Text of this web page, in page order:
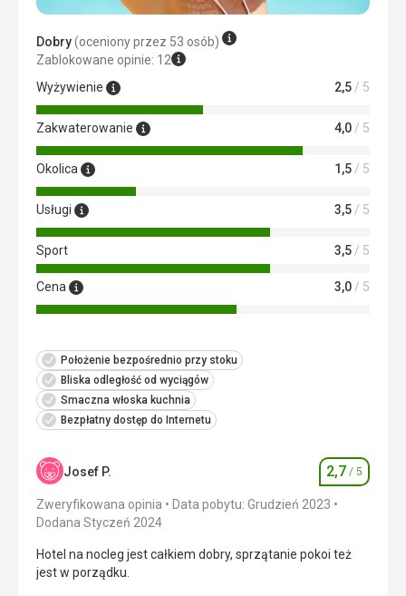
Dobry(oceniony przez 53 osób)
Zablokowane opinie: 12
Wyżywienie
2,5 / 5
Zakwaterowanie 4,0 / 5
Okolica 1,5 / 5
Usługi 3,5 / 5
Sport 3,5 / 5
Cena 3,0 / 5
Położenie bezpośrednio przy stoku
Bliska odległość od wyciągów
Smaczna włoska kuchnia
Bezpłatny dostęp do Internetu
Josef P. Ocena
2,7 / 5
Zweryfikowana opinia
Data pobytu: Grudzień 2023
Dodana Styczeń 2024
Hotel na nocleg jest całkiem dobry, sprzątanie pokoi też
jest w porządku.